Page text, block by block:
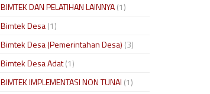
BIMTEK DAN PELATIHAN LAINNYA(1)
Bimtek Desa(1)
Bimtek Desa (Pemerintahan Desa) (3)
Bimtek Desa Adat(1)
BIMTEK IMPLEMENTASI NON TUNAI (1)